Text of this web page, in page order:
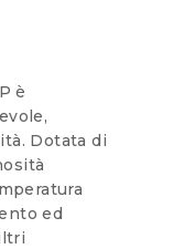
è
Dotata di
ed